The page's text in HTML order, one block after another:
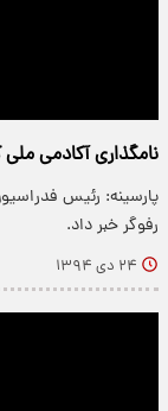
نامگذاری آکادمی ملی
پارسینه: رئیس
رفوگر خبر داد.
۲۴ دی ۱۳۹۴